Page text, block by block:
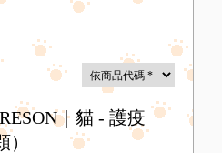
｜貓 - 護疫